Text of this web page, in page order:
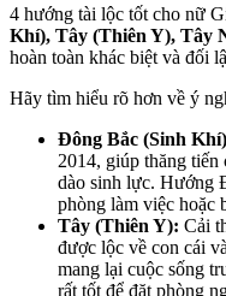
4 hướng tài lộc tốt cho nữ
Khí), Tây (Thiên Y), Tây
hoàn toàn khác biệt và đối
Hãy tìm hiểu rõ hơn về ý
Đông Bắc (Sinh
2014, giúp thăng tiến
dào sinh lực. Hướng
phòng làm việc hoặc
Tây (Thiên Y): Cải
được lộc về con cái
mang lại cuộc sống
rất tốt để đặt phòng